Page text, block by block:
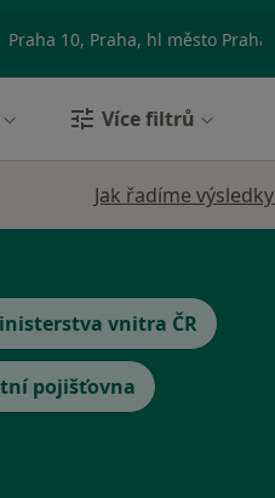
Více filtrů
Jak řadíme
vnitra ČR
pojišťovna